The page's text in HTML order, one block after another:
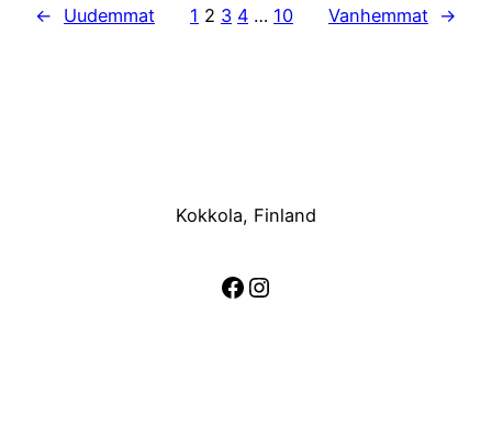
← Uudemmat 1 2 3 4 … 10 Vanhemmat →
Kokkola, Finland
Facebook
Instagram